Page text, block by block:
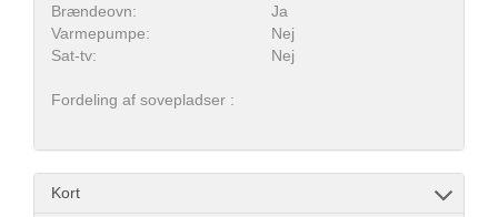
Brændeovn:
Ja
Varmepumpe:
Nej
Sat-tv:
Nej
Fordeling af sovepladser :
Kort